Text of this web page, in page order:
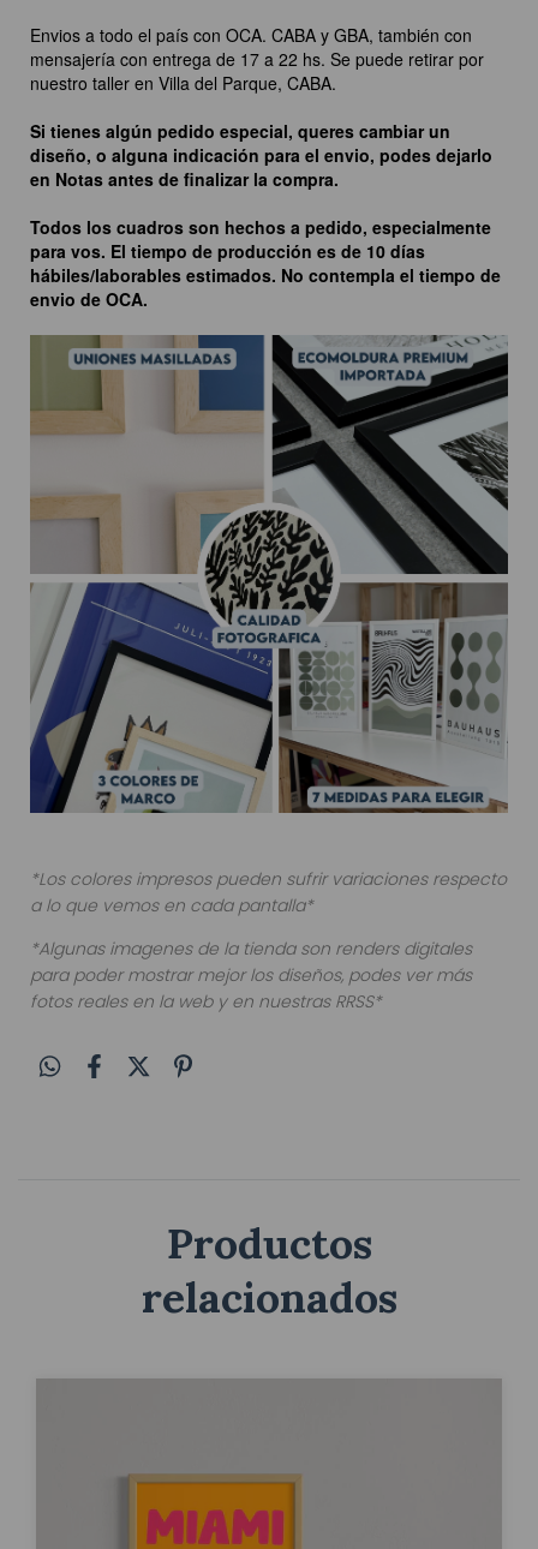
Envios a todo el país con OCA. CABA y GBA, también con
mensajería con entrega de 17 a 22 hs. Se puede retirar por
nuestro taller en Villa del Parque, CABA.
Si tienes algún pedido especial, queres cambiar un
diseño, o alguna indicación para el envio, podes dejarlo
en Notas antes de finalizar la compra.
Todos los cuadros son hechos a pedido, especialmente
para vos. El tiempo de producción es de 10 días
hábiles/laborables estimados. No contempla el tiempo de
envio de OCA.
*Los colores impresos pueden sufrir variaciones respecto
a lo que vemos en cada pantalla*
*Algunas imagenes de la tienda son renders digitales
para poder mostrar mejor los diseños, podes ver más
fotos reales en la web y en nuestras RRSS*
Productos
relacionados